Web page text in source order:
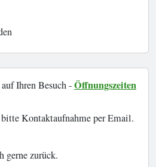
Ihren Besuch -Öffnungszeiten
Kontaktaufnahme per Email.
gerne zurück.